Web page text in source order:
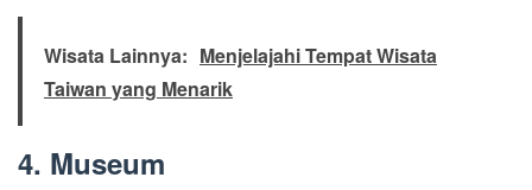
Wisata Lainnya: Menjelajahi Tempat Wisata
Taiwan yang Menarik
4. Museum